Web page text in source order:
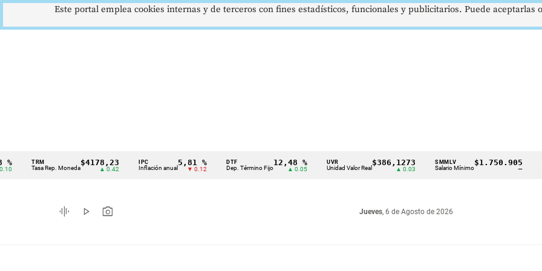
Cintillo
indicadores
económicos
TRM
Tasa Rep. Moneda
$4178,23
▲ 0.42
IPC
Inflación anual
5,81 %
▼ 0.12
DTF
Dep. Término Fijo
12,48 %
▲ 0.05
UVR
Unidad Valor Real
$386,1273
▲ 0.03
SMMLV
Salario Mínimo
$1.750.905 BRENT
Petróleo
graphic_eq play_arrow photo_camera Jueves, 6 de Agosto de 2026
Este portal emplea cookies internas y de terceros con fines estadísticos, funcionales y publicitarios. Puede aceptarlas